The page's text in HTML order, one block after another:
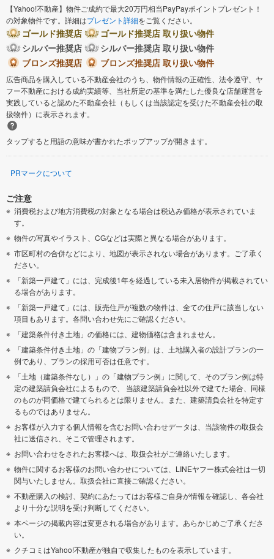
【Yahoo!不動産】物件ご成約で最大20万円相当PayPayポイントプレゼント！
の対象物件です。詳細はプレゼント詳細をご覧ください。
ゴールド推奨店
ゴールド推奨店 取り扱い物件
シルバー推奨店
シルバー推奨店 取り扱い物件
ブロンズ推奨店
ブロンズ推奨店 取り扱い物件
広告商品を購入している不動産会社のうち、物件情報の正確性、法令遵守、ヤ
フー不動産における成約実績等、当社所定の基準を満たした優良な店舗運営を
実践していると認めた不動産会社（もしくは当該認定を受けた不動産会社の取
扱物件）に表示されます。
タップすると用語の意味が書かれたポップアップが開きます。
PRマークについて
ご注意
消費税および地方消費税の対象となる場合は税込み価格が表示されていま
す。
物件の写真やイラスト、CGなどは実際と異なる場合があります。
市区町村の合併などにより、地図が表示されない場合があります。ご了承く
ださい。
「新築一戸建て」には、完成後1年を経過している未入居物件が掲載されてい
る場合があります。
「新築一戸建て」には、販売住戸が複数の物件は、全ての住戸に該当しない
項目もあります。各問い合わせ先にご確認ください。
「建築条件付き土地」の価格には、建物価格は含まれません。
「建築条件付き土地」の「建物プラン例」は、土地購入者の設計プランの一
例であり、プランの採用可否は任意です。
「土地（建築条件なし）」の「建物プラン例」に関して、そのプラン例は特
定の建築請負会社によるもので、 当該建築請負会社以外で建てた場合、同様
のものが同価格で建てられるとは限りません。また、建築請負会社を特定す
るものではありません。
お客様が入力する個人情報を含むお問い合わせデータは、当該物件の取扱会
社に送信され、そこで管理されます。
お問い合わせをされたお客様へは、取扱会社がご連絡いたします。
物件に関するお客様のお問い合わせについては、LINEヤフー株式会社は一切
関与いたしません。取扱会社に直接ご確認ください。
不動産購入の検討、契約にあたってはお客様ご自身が情報を確認し、各会社
より十分な説明を受け判断してください。
本ページの掲載内容は変更される場合があります。あらかじめご了承くださ
い。
クチコミはYahoo!不動産が独自で収集したものを表示しています。